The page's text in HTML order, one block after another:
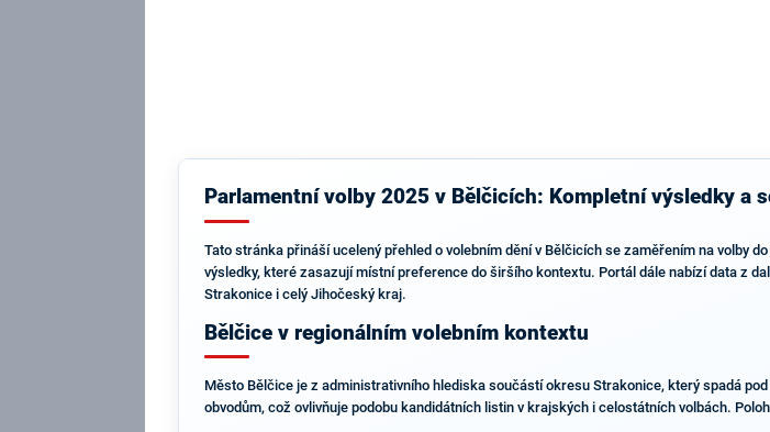
Parlamentní volby 2025 v Bělčicích: Kompletní výsledky a
Tato stránka přináší ucelený přehled o volebním dění v Bělčicích se zaměřením na volby
výsledky, které zasazují místní preference do širšího kontextu. Portál dále nabízí data z
Strakonice i celý Jihočeský kraj.
Bělčice v regionálním volebním kontextu
Město Bělčice je z administrativního hlediska součástí okresu Strakonice, který spadá
obvodům, což ovlivňuje podobu kandidátních listin v krajských i celostátních volbách.